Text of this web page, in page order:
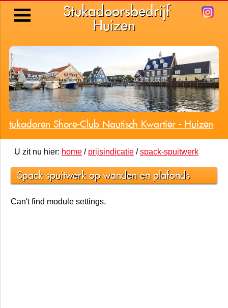
Stukadoorsbedrijf
Huizen
Stukadoren Shore-Club Nautisch Kwartier - Huizen
U zit nu hier: home/ prijsindicatie/spack-spuitwerk
Spack spuitwerk op wanden en plafonds
Can't find module settings.